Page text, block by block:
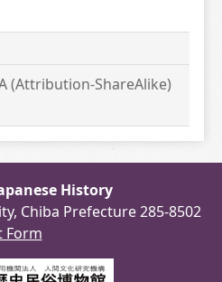
(Attribution-ShareAlike)
History
Chiba Prefecture 285-8502
Form